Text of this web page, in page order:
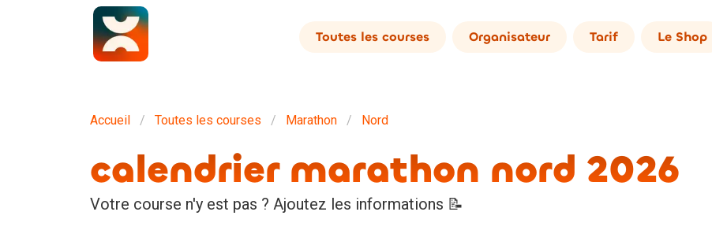
Toutes les courses Organisateur Tarif Le Shop
Accueil Toutes les courses Marathon Nord
calendrier marathon nord 2026
Votre course n'y est pas ? Ajoutez les informations 📝